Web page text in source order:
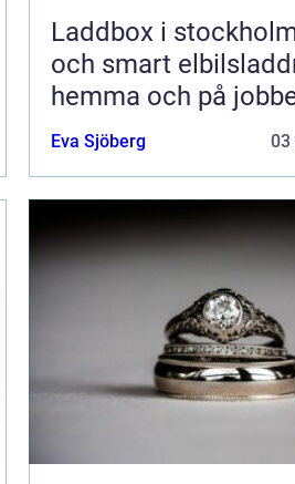
Laddbox i stockholm
och smart
hemma och på
Eva Sjöberg 03